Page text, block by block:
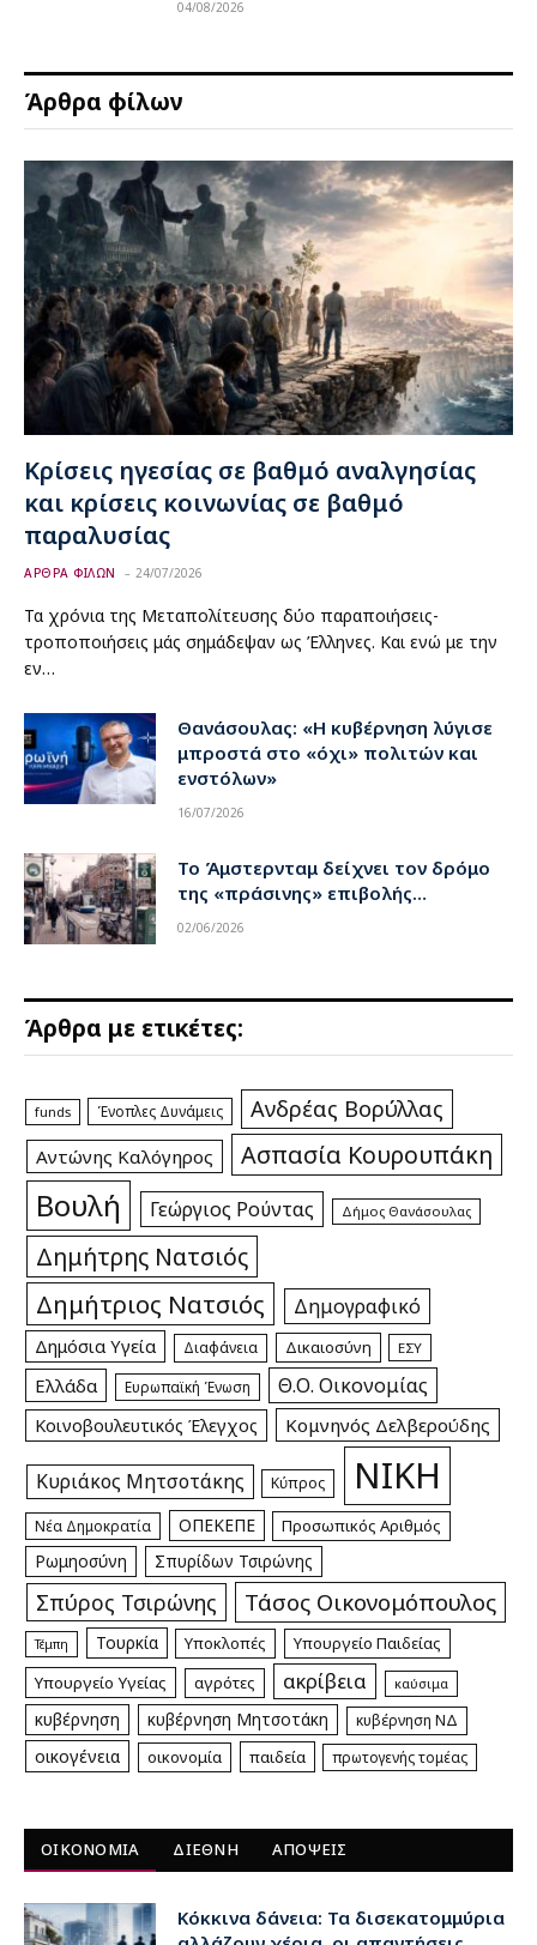
04/08/2026
Άρθρα φίλων
Κρίσεις ηγεσίας σε βαθμό αναλγησίας
και κρίσεις κοινωνίας σε βαθμό
παραλυσίας
ΑΡΘΡΑ ΦΙΛΩΝ 24/07/2026
Τα χρόνια της Μεταπολίτευσης δύο παραποιήσεις-
τροποποιήσεις μάς σημάδεψαν ως Έλληνες. Και ενώ με την
εν…
Θανάσουλας: «Η κυβέρνηση λύγισε
μπροστά στο «όχι» πολιτών και
ενστόλων»
16/07/2026
Το Άμστερνταμ δείχνει τον δρόμο
της «πράσινης» επιβολής…
02/06/2026
Άρθρα με ετικέτες:
funds Ένοπλες Δυνάμεις Ανδρέας Βορύλλας
Αντώνης Καλόγηρος Ασπασία Κουρουπάκη
Βουλή Γεώργιος Ρούντας Δήμος Θανάσουλας
Δημήτρης Νατσιός
Δημήτριος Νατσιός Δημογραφικό
Δημόσια Υγεία Διαφάνεια Δικαιοσύνη ΕΣΥ
Ελλάδα Ευρωπαϊκή Ένωση Θ.Ο. Οικονομίας
Κοινοβουλευτικός Έλεγχος Κομνηνός Δελβερούδης
Κυριάκος Μητσοτάκης Κύπρος ΝΙΚΗ
Νέα Δημοκρατία ΟΠΕΚΕΠΕ Προσωπικός Αριθμός
Ρωμηοσύνη Σπυρίδων Τσιρώνης
Σπύρος Τσιρώνης Τάσος Οικονομόπουλος
Τέμπη Τουρκία Υποκλοπές
Υπουργείο Παιδείας
Υπουργείο Υγείας
αγρότες ακρίβεια καύσιμα
κυβέρνηση κυβέρνηση Μητσοτάκη κυβέρνηση ΝΔ
οικογένεια οικονομία παιδεία πρωτογενής τομέας
ΟΙΚΟΝΟΜΙΑ ΔΙΕΘΝΗ ΑΠΟΨΕΙΣ
Κόκκινα δάνεια: Τα δισεκατομμύρια